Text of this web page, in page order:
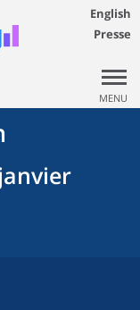
English
Presse
MENU